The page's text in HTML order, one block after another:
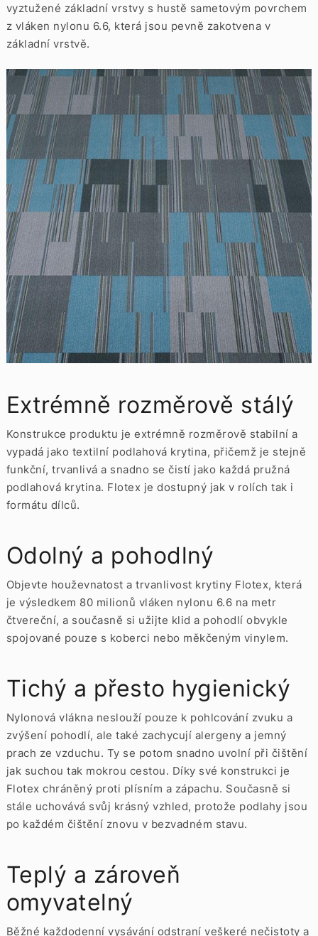
vyztužené základní vrstvy s hustě sametovým povrchem
z vláken nylonu 6.6, která jsou pevně zakotvena v
základní vrstvě.
Extrémně rozměrově stálý
Konstrukce produktu je extrémně rozměrově stabilní a
vypadá jako textilní podlahová krytina, přičemž je stejně
funkční, trvanlivá a snadno se čistí jako každá pružná
podlahová krytina. Flotex je dostupný jak v rolích tak i
formátu dílců.
Odolný a pohodlný
Objevte houževnatost a trvanlivost krytiny Flotex, která
je výsledkem 80 milionů vláken nylonu 6.6 na metr
čtvereční, a současně si užijte klid a pohodlí obvykle
spojované pouze s koberci nebo měkčeným vinylem.
Tichý a přesto hygienický
Nylonová vlákna neslouží pouze k pohlcování zvuku a
zvýšení pohodlí, ale také zachycují alergeny a jemný
prach ze vzduchu. Ty se potom snadno uvolní při čištění
jak suchou tak mokrou cestou. Díky své konstrukci je
Flotex chráněný proti plísním a zápachu. Současně si
stále uchovává svůj krásný vzhled, protože podlahy jsou
po každém čištění znovu v bezvadném stavu.
Teplý a zároveň
omyvatelný
Běžné každodenní vysávání odstraní veškeré nečistoty a